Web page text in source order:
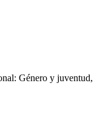
Género y juventud,